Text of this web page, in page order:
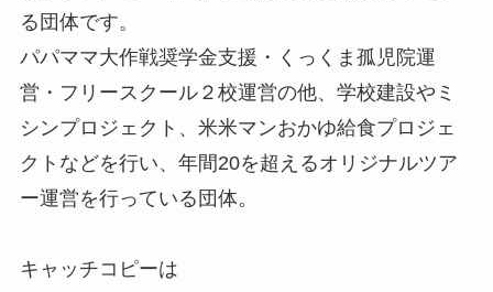
る団体です。
パパママ大作戦奨学金支援・くっくま孤児院運
営・フリースクール２校運営の他、学校建設やミ
シンプロジェクト、米米マンおかゆ給食プロジェ
クトなどを行い、年間20を超えるオリジナルツア
ー運営を行っている団体。
キャッチコピーは